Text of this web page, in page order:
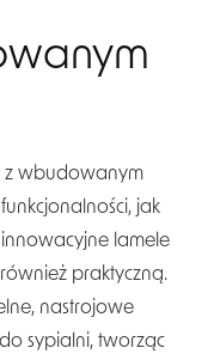
z wbudowanym
jak
lamele
praktyczną.
nastrojowe
sypialni, tworząc